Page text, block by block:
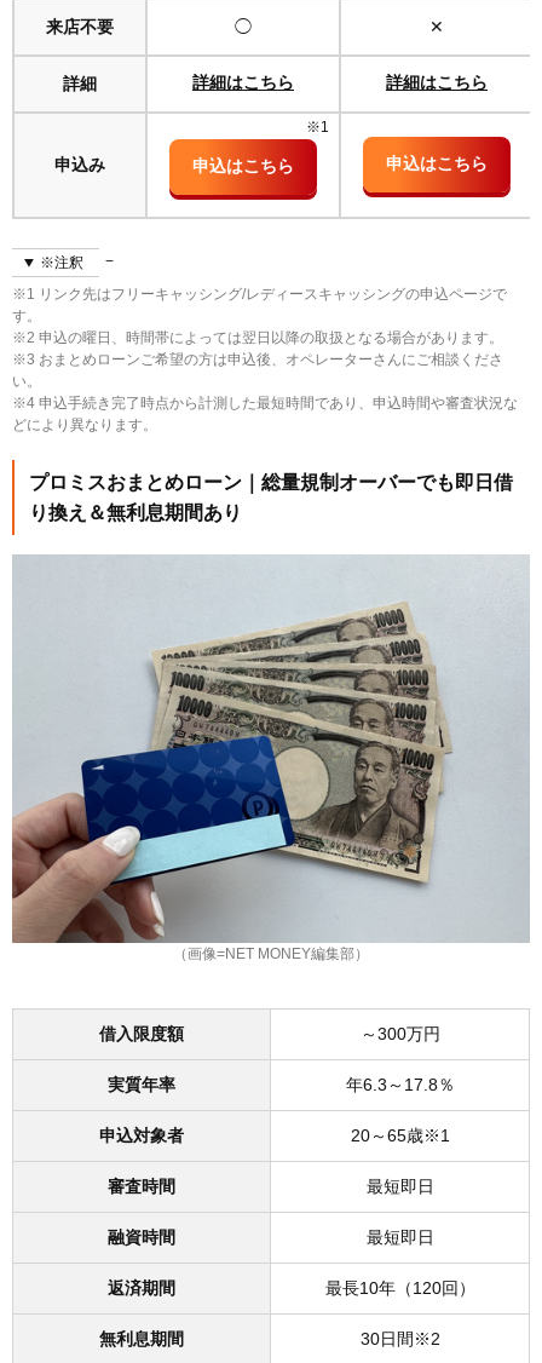
来店不要 ◯ ✕
詳細 詳細はこちら 詳細はこちら
申込み
※1
申込はこちら 申込はこちら
※注釈
※1 リンク先はフリーキャッシング/レディースキャッシングの申込ページで
す。
※2 申込の曜日、時間帯によっては翌日以降の取扱となる場合があります。
※3 おまとめローンご希望の方は申込後、オペレーターさんにご相談くださ
い。
※4 申込手続き完了時点から計測した最短時間であり、申込時間や審査状況な
どにより異なります。
プロミスおまとめローン｜総量規制オーバーでも即日借
り換え＆無利息期間あり
（画像=NET MONEY編集部）
借入限度額 ～300万円
実質年率 年6.3～17.8％
申込対象者 20～65歳※1
審査時間 最短即日
融資時間 最短即日
返済期間 最長10年（120回）
無利息期間 30日間※2